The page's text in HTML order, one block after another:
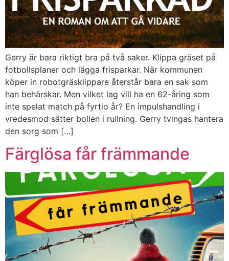
Gerry är bara riktigt bra på två saker. Klippa gräset på
fotbollsplaner och lägga frisparkar. När kommunen
köper in robotgräsklippare återstår bara en sak som
han behärskar. Men vilket lag vill ha en 62-åring som
inte spelat match på fyrtio år? En impulshandling i
vredesmod sätter bollen i rullning. Gerry tvingas hantera
den sorg som […]
Färglösa får främmande